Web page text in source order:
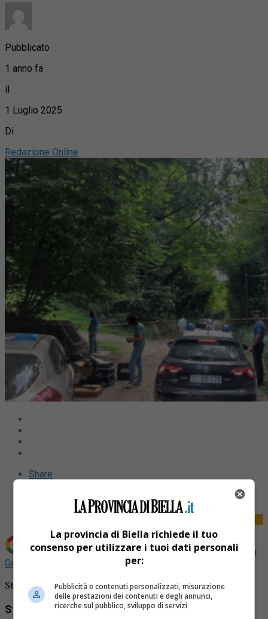
Pubblicato
1 anno fa
il
1 Luglio 2025
Di
Redazione Online
Share
Aggiungi La Provincia di Biella come Fonte preferita su
Google
Strani movimenti a Muzzano: si pensa a spacciatori
Strani movimenti a Muzzano: si pensa a
La provincia di Biella richiede il tuo
consenso per utilizzare i tuoi dati personali
per:
Pubblicità e contenuti personalizzati, misurazione
delle prestazioni dei contenuti e degli annunci,
ricerche sul pubblico, sviluppo di servizi